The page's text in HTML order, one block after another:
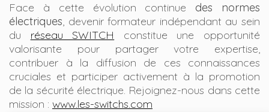
Face à cette évolution continue des normes
électriques, devenir formateur indépendant au sein
du réseau SWITCH constitue une opportunité
valorisante pour partager votre expertise,
contribuer à la diffusion de ces connaissances
cruciales et participer activement à la promotion
de la sécurité électrique. Rejoignez-nous dans cette
mission : www.les-switchs.com